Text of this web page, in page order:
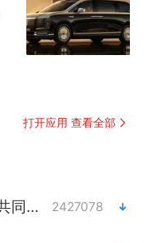
打开应用 查看全部
沙特土耳其巴基斯坦签署共同防务协议 2427078